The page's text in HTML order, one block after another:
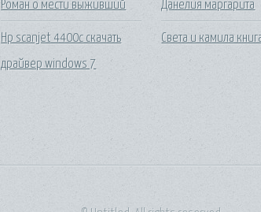
Роман о мести выживший
Hp scanjet 4400c скачать
драйвер windows 7
Данелия маргарита
Света и камила